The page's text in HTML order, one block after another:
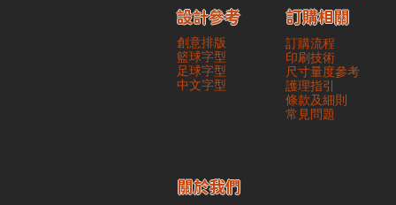
創意排版
籃球字型
足球字型
​中文字型
設計參考
訂購流程
印刷技術
尺寸量度參考
護理指引
條款及細則
​常見問題
訂購相關
​關於我們